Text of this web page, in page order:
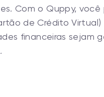
Com o Quppy,
de Crédito
financeiras sejam